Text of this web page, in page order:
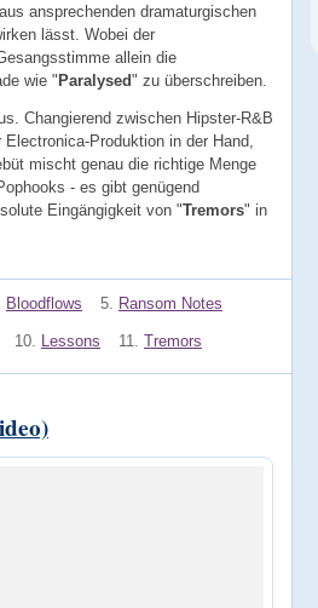
ansprechenden dramaturgischen
lässt. Wobei der
allein die
wie "Paralysed" zu überschreiben.
Changierend zwischen Hipster-R&B
Produktion in der Hand,
mischt genau die richtige Menge
- es gibt genügend
Eingängigkeit von "Tremors" in
Bloodflows 5. Ransom Notes
10. Lessons 11. Tremors